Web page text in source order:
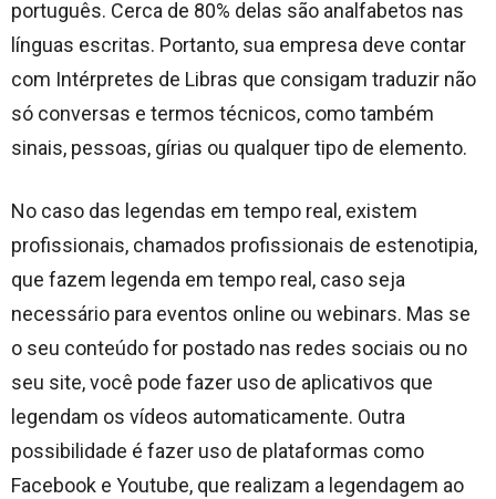
português. Cerca de 80% delas são analfabetos nas
línguas escritas. Portanto, sua empresa deve contar
com Intérpretes de Libras que consigam traduzir não
só conversas e termos técnicos, como também
sinais, pessoas, gírias ou qualquer tipo de elemento.
No caso das legendas em tempo real, existem
profissionais, chamados profissionais de estenotipia,
que fazem legenda em tempo real, caso seja
necessário para eventos online ou webinars. Mas se
o seu conteúdo for postado nas redes sociais ou no
seu site, você pode fazer uso de aplicativos que
legendam os vídeos automaticamente. Outra
possibilidade é fazer uso de plataformas como
Facebook e Youtube, que realizam a legendagem ao